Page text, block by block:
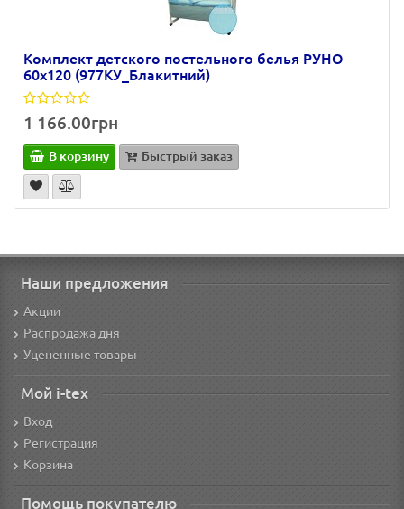
Комплект детского постельного белья РУНО
60х120 (977КУ_Блакитний)
1 166.00грн
В корзину Быстрый заказ
Наши предложения
Акции
Распродажа дня
Уцененные товары
Мой i-tex
Вход
Регистрация
Корзина
Помощь покупателю